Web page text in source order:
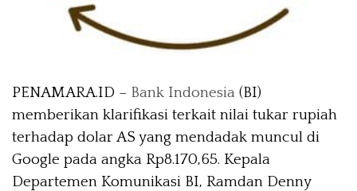
PENAMARA.ID – Bank Indonesia (BI)
memberikan klarifikasi terkait nilai tukar rupiah
terhadap dolar AS yang mendadak muncul di
Google pada angka Rp8.170,65. Kepala
Departemen Komunikasi BI, Ramdan Denny